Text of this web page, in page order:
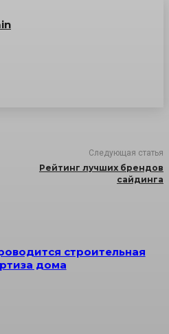
Следующая статья
Рейтинг лучших брендов
сайдинга
строительная
дома